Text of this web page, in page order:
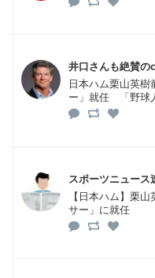
井口さんも絶賛の
日本ハム栗山英
ー」就任 「野球
スポーツニュース
【日本ハム】栗
サー」に就任